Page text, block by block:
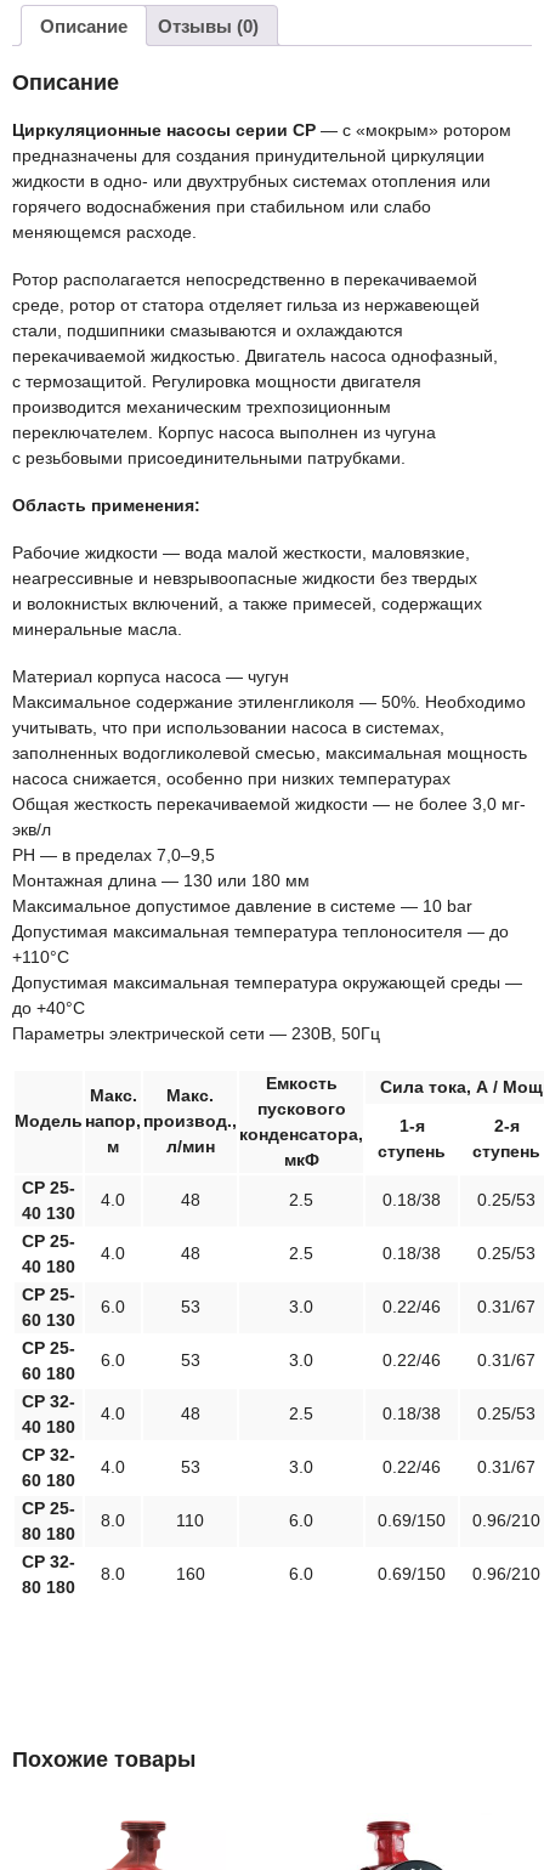
180
Описание Отзывы (0)
Описание
Циркуляционные насосы серии CP — с «мокрым» ротором
предназначены для создания принудительной циркуляции
жидкости в одно- или двухтрубных системах отопления или
горячего водоснабжения при стабильном или слабо
меняющемся расходе.
Ротор располагается непосредственно в перекачиваемой
среде, ротор от статора отделяет гильза из нержавеющей
стали, подшипники смазываются и охлаждаются
перекачиваемой жидкостью. Двигатель насоса однофазный,
с термозащитой. Регулировка мощности двигателя
производится механическим трехпозиционным
переключателем. Корпус насоса выполнен из чугуна
с резьбовыми присоединительными патрубками.
Область применения:
Рабочие жидкости — вода малой жесткости, маловязкие,
неагрессивные и невзрывоопасные жидкости без твердых
и волокнистых включений, а также примесей, содержащих
минеральные масла.
Материал корпуса насоса — чугун
Максимальное содержание этиленгликоля — 50%. Необходимо
учитывать, что при использовании насоса в системах,
заполненных водогликолевой смесью, максимальная мощность
насоса снижается, особенно при низких температурах
Общая жесткость перекачиваемой жидкости — не более 3,0 мг-
экв/л
PH — в пределах 7,0–9,5
Монтажная длина — 130 или 180 мм
Максимальное допустимое давление в системе — 10 bar
Допустимая максимальная температура теплоносителя — до
+110°С
Допустимая максимальная температура окружающей среды —
до +40°С
Параметры электрической сети — 230В, 50Гц
Модель
Макс.
напор,
м
Макс.
производ.,
л/мин
Емкость
пускового
конденсатора,
мкФ
Сила тока, А /
1-я
ступень
2-я
ступень
СР 25-
40 130
4.0 48 2.5 0.18/38 0.25/53
СР 25-
40 180
4.0 48 2.5 0.18/38 0.25/53
СР 25-
60 130
6.0 53 3.0 0.22/46 0.31/67
СР 25-
60 180
6.0 53 3.0 0.22/46 0.31/67
СР 32-
40 180
4.0 48 2.5 0.18/38 0.25/53
СР 32-
60 180
4.0 53 3.0 0.22/46 0.31/67
СР 25-
80 180
8.0 110 6.0 0.69/150 0.96/210
СР 32-
80 180
8.0 160 6.0 0.69/150 0.96/210
Похожие товары